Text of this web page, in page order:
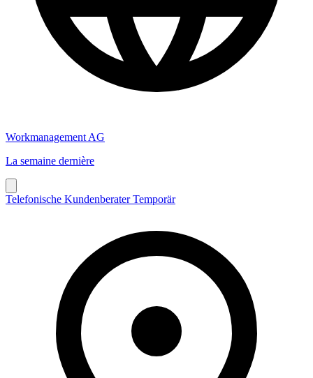
Workmanagement AG
La semaine dernière
Telefonische Kundenberater Temporär